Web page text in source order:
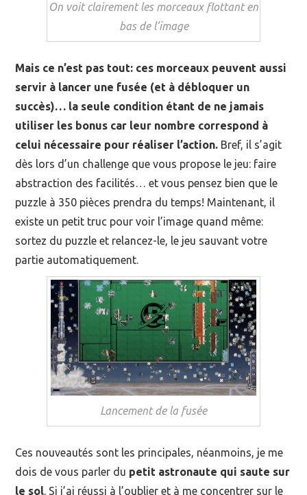
On voit clairement les morceaux flottant en
bas de l’image
Mais ce n’est pas tout: ces morceaux peuvent aussi
servir à lancer une fusée (et à débloquer un
succès)… la seule condition étant de ne jamais
utiliser les bonus car leur nombre correspond à
celui nécessaire pour réaliser l’action. Bref, il s’agit
dès lors d’un challenge que vous propose le jeu: faire
abstraction des facilités… et vous pensez bien que le
puzzle à 350 pièces prendra du temps! Maintenant, il
existe un petit truc pour voir l’image quand même:
sortez du puzzle et relancez-le, le jeu sauvant votre
partie automatiquement.
Lancement de la fusée
Ces nouveautés sont les principales, néanmoins, je me
dois de vous parler du petit astronaute qui saute sur
le sol. Si j’ai réussi à l’oublier et à me concentrer sur le